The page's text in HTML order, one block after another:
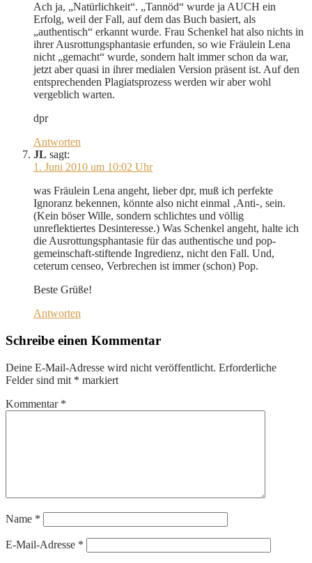
Ach ja, „Natürlichkeit“. „Tannöd“ wurde ja AUCH ein
Erfolg, weil der Fall, auf dem das Buch basiert, als
„authentisch“ erkannt wurde. Frau Schenkel hat also nichts in
ihrer Ausrottungsphantasie erfunden, so wie Fräulein Lena
nicht „gemacht“ wurde, sondern halt immer schon da war,
jetzt aber quasi in ihrer medialen Version präsent ist. Auf den
entsprechenden Plagiatsprozess werden wir aber wohl
vergeblich warten.
dpr
Antworten
JL sagt:
1. Juni 2010 um 10:02 Uhr
was Fräulein Lena angeht, lieber dpr, muß ich perfekte
Ignoranz bekennen, könnte also nicht einmal ‚Anti-‚ sein.
(Kein böser Wille, sondern schlichtes und völlig
unreflektiertes Desinteresse.) Was Schenkel angeht, halte ich
die Ausrottungsphantasie für das authentische und pop-
gemeinschaft-stiftende Ingredienz, nicht den Fall. Und,
ceterum censeo, Verbrechen ist immer (schon) Pop.
Beste Grüße!
Antworten
Schreibe einen Kommentar
Deine E-Mail-Adresse wird nicht veröffentlicht. Erforderliche
Felder sind mit * markiert
Kommentar *
Name *
E-Mail-Adresse *